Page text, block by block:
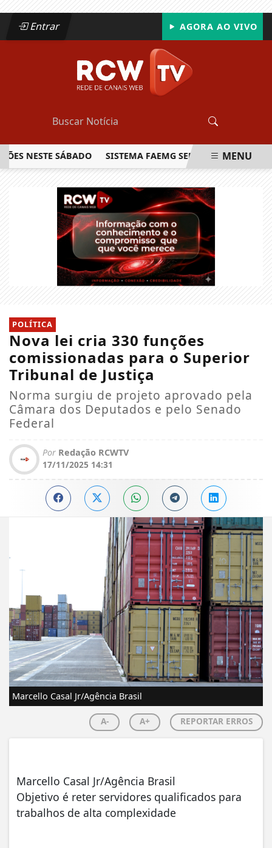
Entrar AGORA AO VIVO
NESTE SÁBADO SISTEMA FAEMG SENAR LANÇA O
MENU
POLÍTICA
Nova lei cria 330 funções
comissionadas para o Superior
Tribunal de Justiça
Norma surgiu de projeto aprovado pela
Câmara dos Deputados e pelo Senado
Federal
Por Redação RCWTV
17/11/2025 14:31
Marcello Casal Jr/Agência Brasil
A- A+ REPORTAR ERROS
Marcello Casal Jr/Agência Brasil
Objetivo é reter servidores qualificados para
trabalhos de alta complexidade